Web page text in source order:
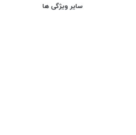
سایر ویژگی ها